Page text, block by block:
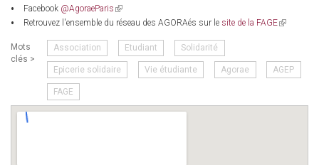
Facebook @AgoraeParis (link
is
Retrouvez l'ensemble du réseau des AGORAés sur le site de la FAGE(link
Mots
clés >
Association Etudiant Solidarité
Epicerie solidaire Vie étudiante Agorae AGEP
FAGE